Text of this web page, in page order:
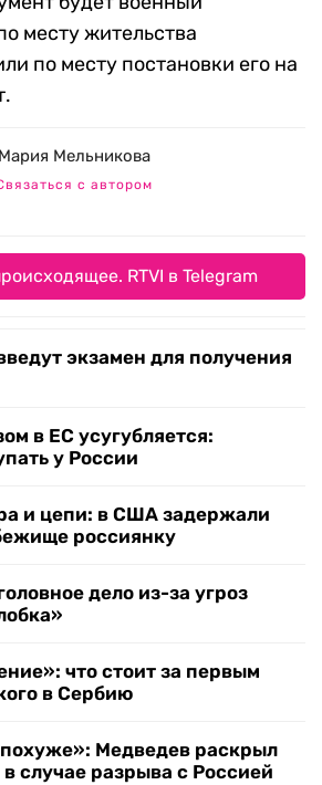
месту жительства
по месту постановки его на
Мария Мельникова
с автором
RTVI в Telegram
экзамен для получения
в ЕС усугубляется:
у России
и цепи: в США задержали
россиянку
дело из-за угроз
что стоит за первым
в Сербию
Медведев раскрыл
случае разрыва с Россией